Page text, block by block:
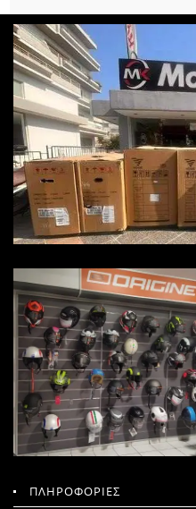
ΠΛΗΡΟΦΟΡΙΕΣ